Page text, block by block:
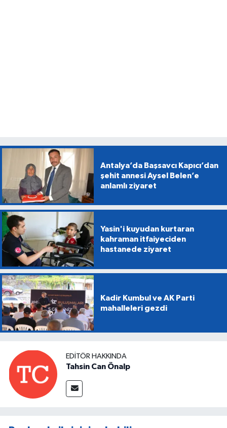
Antalya’da Başsavcı Kapıcı’dan
şehit annesi Aysel Belen’e
anlamlı ziyaret
Yasin'i kuyudan kurtaran
kahraman itfaiyeciden
hastanede ziyaret
Kadir Kumbul ve AK Parti
mahalleleri gezdi
EDITÖR HAKKINDA
Tahsin Can Önalp